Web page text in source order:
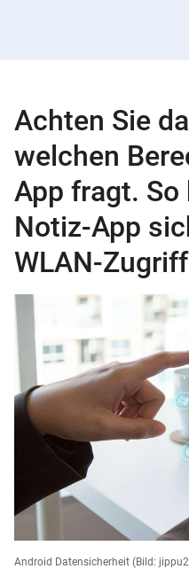
Achten Sie
welchen
App fragt.
Notiz-App
WLAN-
Android Datensicherheit (Bild: